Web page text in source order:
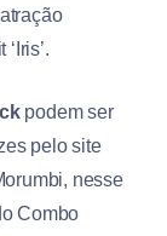
podem ser
pelo site
nesse
Combo